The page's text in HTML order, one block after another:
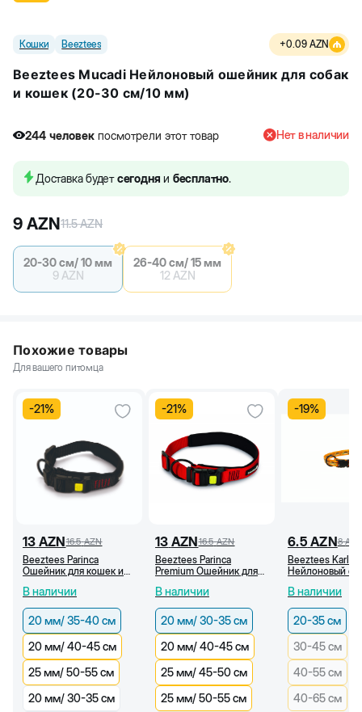
Кошки Beeztees +0.09 AZN
Beeztees Mucadi Нейлоновый ошейник для собак
и кошек (20-30 см/10 мм)
244 человек посмотрели этот товар
244 человек посмотрели этот товар
Нет в наличии
Доставка будетсегодня и бесплатно.
9 AZN11.5AZN
20-30 см/ 10 мм
9 AZN
26-40 см/ 15 мм
12 AZN
Похожие товары
Для вашего питомца
-21%
13 AZN16.5 AZN
Beeztees Parinca
Ошейник для кошек и
/35-40 см)
В наличии
20 мм/ 35-40 см
20 мм/ 40-45 см
25 мм/ 50-55 см
20 мм/ 30-35 см
-21%
13 AZN16.5 AZN
Beeztees Parinca
Premium Ошейник для
(20 мм/30-35 см)
В наличии
20 мм/ 30-35 см
20 мм/ 40-45 см
25 мм/ 45-50 см
25 мм/ 50-55 см
-19%
6.5 AZN8
Beeztees Karlie
Нейлоновый
оранжевый с
(20-35 см)
В наличии
20-35 см
30-45 см
40-55 см
40-65 см